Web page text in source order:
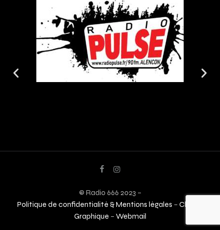
© Radio 666 2023 –
Politique de confidentialité & Mentions légales – Charte
Graphique – Webmail